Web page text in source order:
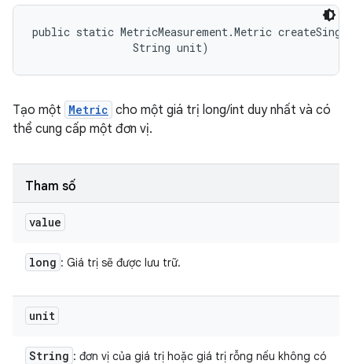
public static MetricMeasurement.Metric
                String unit)
Tạo một Metric cho một giá trị long/int duy nhất và có
thể cung cấp một đơn vị.
Tham số
value
long : Giá trị sẽ được lưu trữ.
unit
String : đơn vị của giá trị hoặc giá trị rỗng nếu không có